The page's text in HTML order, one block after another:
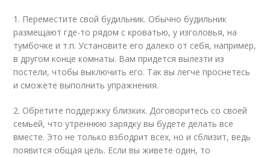
1. Переместите свой будильник. Обычно будильник
размещают где-то рядом с кроватью, у изголовья, на
тумбочке и т.п. Установите его далеко от себя, например,
в другом конце комнаты. Вам придется вылезти из
постели, чтобы выключить его. Так вы легче проснетесь
и сможете выполнить упражнения.
2. Обретите поддержку близких. Договоритесь со своей
семьей, что утреннюю зарядку вы будете делать все
вместе. Это не только взбодрит всех, но и сблизит, ведь
появится общая цель. Если вы живете один, то